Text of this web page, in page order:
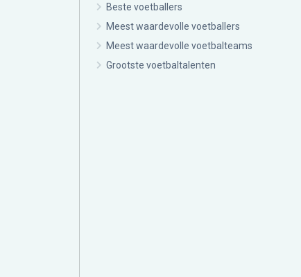
Beste voetballers
Meest waardevolle voetballers
Meest waardevolle voetbalteams
Grootste voetbaltalenten